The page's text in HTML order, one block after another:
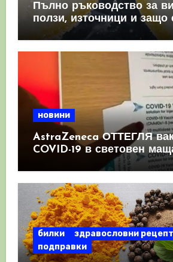
Пълно ръководство за
ползи, източници и защо
имунната система
новини
AstraZeneca ОТТЕГЛЯ
COVID-19 в световен
като призна, че те
билки
здравословни
подправки